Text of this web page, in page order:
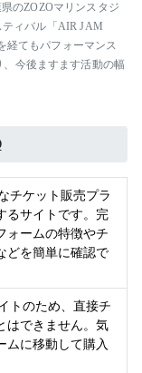
のZOZOマリンスタジ
ィバル「AIR JAM
経てもパフォーマンス
今後ますます活動の幅
チケット販売プラ
るサイトです。完
ォームの特徴やチ
どを簡単に確認で
トのため、直接チ
はできません。気
ムに移動して購入